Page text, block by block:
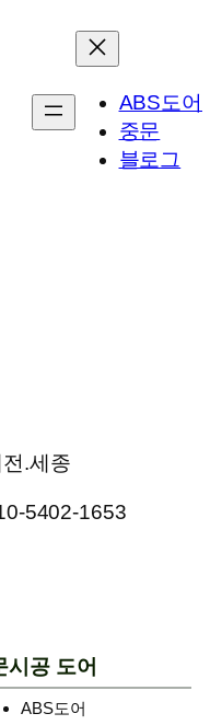
ABS도어
중문
블로그
.세종
5402-1653
시공 도어
ABS도어